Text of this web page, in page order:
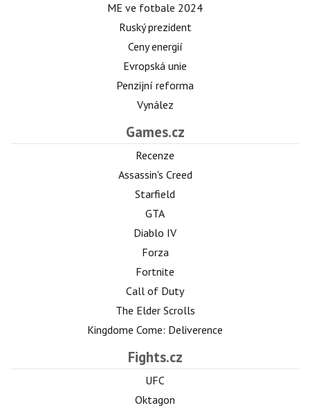
ME ve fotbale 2024
Ruský prezident
Ceny energií
Evropská unie
Penzijní reforma
Vynález
Games.cz
Recenze
Assassin's Creed
Starfield
GTA
Diablo IV
Forza
Fortnite
Call of Duty
The Elder Scrolls
Kingdome Come: Deliverence
Fights.cz
UFC
Oktagon